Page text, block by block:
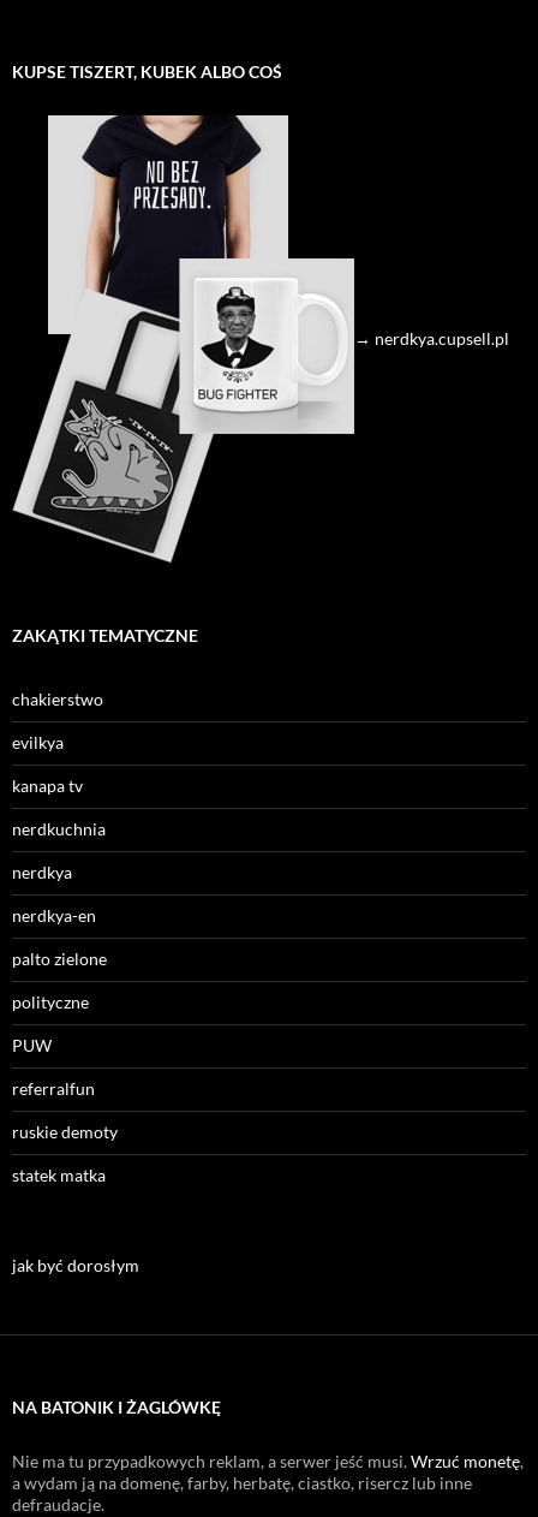
KUPSE TISZERT, KUBEK ALBO COŚ
→ nerdkya.cupsell.pl
ZAKĄTKI TEMATYCZNE
chakierstwo
evilkya
kanapa tv
nerdkuchnia
nerdkya
nerdkya-en
palto zielone
polityczne
PUW
referralfun
ruskie demoty
statek matka
jak być dorosłym
NA BATONIK I ŻAGLÓWKĘ
Nie ma tu przypadkowych reklam, a serwer jeść musi.Wrzuć monetę,
a wydam ją na domenę, farby, herbatę, ciastko, risercz lub inne
defraudacje.